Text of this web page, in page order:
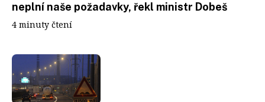
neplní naše požadavky, řekl ministr Dobeš
4 minuty čtení